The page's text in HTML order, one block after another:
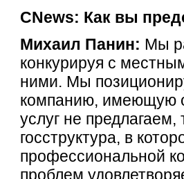
CNews: Как вы
Михаил Панин: Мы
конкурируя с
ними. Мы
компанию, имеющую
услуг не
госструктура, в
профессиональной
проблем